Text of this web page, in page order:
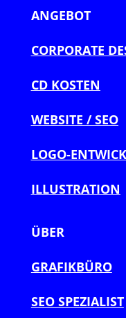
ANGEBOT
CORPORATE
CD KOSTEN
WEBSITE / SEO
LOGO-
ILLUSTRATION
ÜBER
GRAFIKBÜRO
SEO SPEZIALIST